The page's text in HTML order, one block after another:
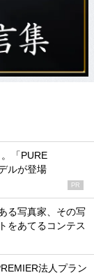
「PURE
ルが登場
PR
る写真家、その写
をあてるコンテス
法人プラン